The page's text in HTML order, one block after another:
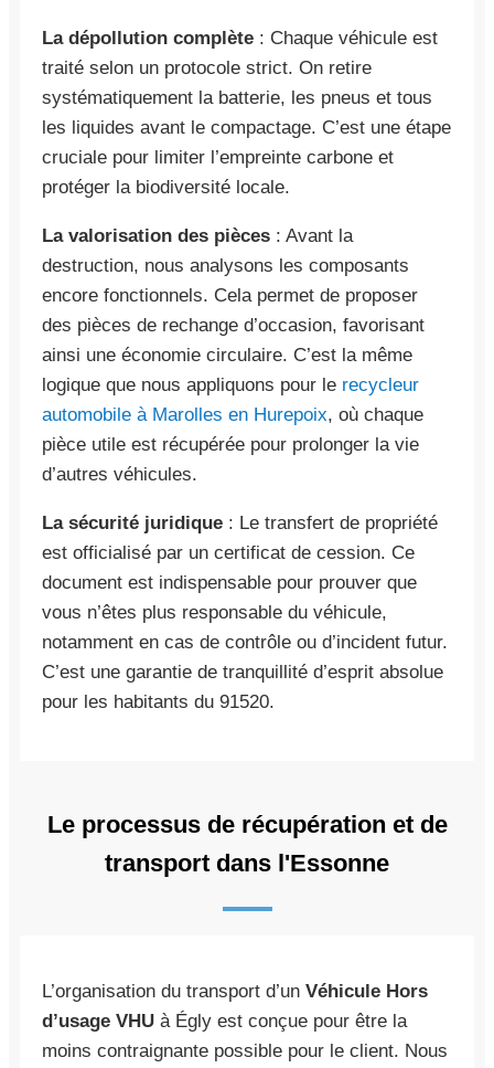
La dépollution complète : Chaque véhicule est
traité selon un protocole strict. On retire
systématiquement la batterie, les pneus et tous
les liquides avant le compactage. C’est une étape
cruciale pour limiter l’empreinte carbone et
protéger la biodiversité locale.
La valorisation des pièces : Avant la
destruction, nous analysons les composants
encore fonctionnels. Cela permet de proposer
des pièces de rechange d’occasion, favorisant
ainsi une économie circulaire. C’est la même
logique que nous appliquons pour le recycleur
automobile à Marolles en Hurepoix, où chaque
pièce utile est récupérée pour prolonger la vie
d’autres véhicules.
La sécurité juridique : Le transfert de propriété
est officialisé par un certificat de cession. Ce
document est indispensable pour prouver que
vous n’êtes plus responsable du véhicule,
notamment en cas de contrôle ou d’incident futur.
C’est une garantie de tranquillité d’esprit absolue
pour les habitants du 91520.
Le processus de récupération et de
transport dans l'Essonne
L’organisation du transport d’un Véhicule Hors
d’usage VHU à Égly est conçue pour être la
moins contraignante possible pour le client. Nous